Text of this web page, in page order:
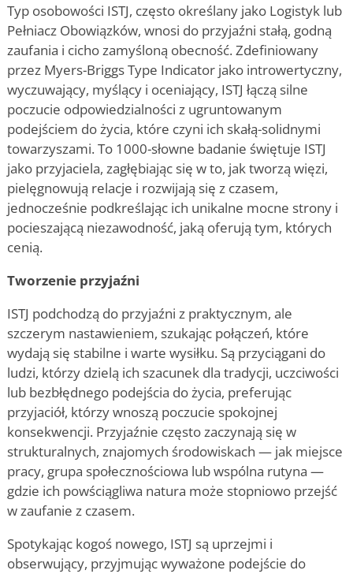
Typ osobowości ISTJ, często określany jako Logistyk lub
Pełniacz Obowiązków, wnosi do przyjaźni stałą, godną
zaufania i cicho zamyśloną obecność. Zdefiniowany
przez Myers-Briggs Type Indicator jako introwertyczny,
wyczuwający, myślący i oceniający, ISTJ łączą silne
poczucie odpowiedzialności z ugruntowanym
podejściem do życia, które czyni ich skałą-solidnymi
towarzyszami. To 1000-słowne badanie świętuje ISTJ
jako przyjaciela, zagłębiając się w to, jak tworzą więzi,
pielęgnowują relacje i rozwijają się z czasem,
jednocześnie podkreślając ich unikalne mocne strony i
pocieszającą niezawodność, jaką oferują tym, których
cenią.
Tworzenie przyjaźni
ISTJ podchodzą do przyjaźni z praktycznym, ale
szczerym nastawieniem, szukając połączeń, które
wydają się stabilne i warte wysiłku. Są przyciągani do
ludzi, którzy dzielą ich szacunek dla tradycji, uczciwości
lub bezbłędnego podejścia do życia, preferując
przyjaciół, którzy wnoszą poczucie spokojnej
konsekwencji. Przyjaźnie często zaczynają się w
strukturalnych, znajomych środowiskach — jak miejsce
pracy, grupa społecznościowa lub wspólna rutyna —
gdzie ich powściągliwa natura może stopniowo przejść
w zaufanie z czasem.
Spotykając kogoś nowego, ISTJ są uprzejmi i
obserwujący, przyjmując wyważone podejście do